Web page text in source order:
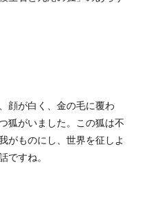
顔が白く、金の毛に覆わ
狐がいました。この狐は不
がものにし、世界を征しよ
ですね。